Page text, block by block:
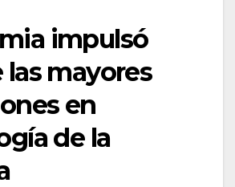
impulsó
las mayores
en
de la